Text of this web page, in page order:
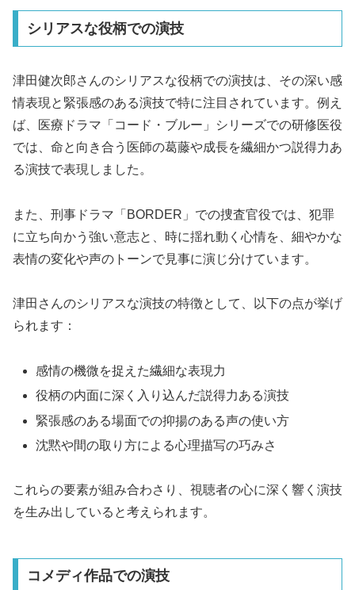
シリアスな役柄での演技
津田健次郎さんのシリアスな役柄での演技は、その深い感
情表現と緊張感のある演技で特に注目されています。例え
ば、医療ドラマ「コード・ブルー」シリーズでの研修医役
では、命と向き合う医師の葛藤や成長を繊細かつ説得力あ
る演技で表現しました。
また、刑事ドラマ「BORDER」での捜査官役では、犯罪
に立ち向かう強い意志と、時に揺れ動く心情を、細やかな
表情の変化や声のトーンで見事に演じ分けています。
津田さんのシリアスな演技の特徴として、以下の点が挙げ
られます：
感情の機微を捉えた繊細な表現力
役柄の内面に深く入り込んだ説得力ある演技
緊張感のある場面での抑揚のある声の使い方
沈黙や間の取り方による心理描写の巧みさ
これらの要素が組み合わさり、視聴者の心に深く響く演技
を生み出していると考えられます。
コメディ作品での演技